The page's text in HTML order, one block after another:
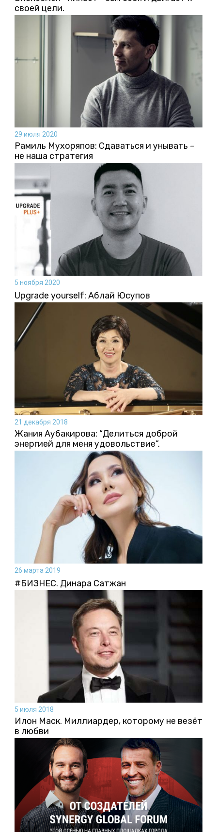
своей цели.
29 июля 2020
Рамиль Мухоряпов: Сдаваться и унывать –
не наша стратегия
5 ноября 2020
Upgrade yourself: Аблай Юсупов
21 декабря 2018
Жания Аубакирова: “Делиться доброй
энергией для меня удовольствие”.
26 марта 2019
#БИЗНЕС. Динара Сатжан
5 июля 2018
Илон Маск. Миллиардер, которому не везёт
в любви